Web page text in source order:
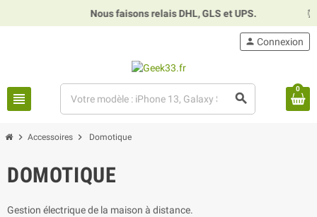
Nous faisons relais DHL, GLS et UPS. ⏰
view_headline search
person Connexion
0
chevron_right Accessoires chevron_right Domotique
DOMOTIQUE
Gestion électrique de la maison à distance.